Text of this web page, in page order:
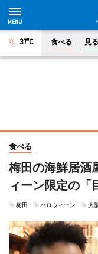
37°C 食べる 見
食べる
梅田の海鮮居酒
ィーン限定の「
梅田 ハロウィーン 大